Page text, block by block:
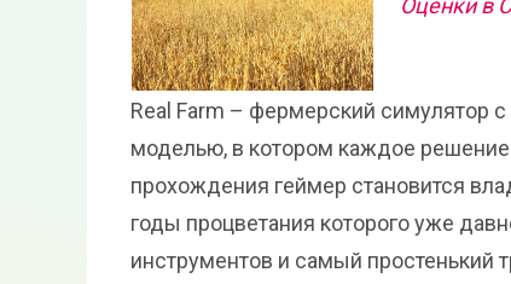
Оценки в
Real Farm – фермерский симулятор
моделью, в котором каждое
прохождения геймер становится
годы процветания которого уже
инструментов и самый простенький